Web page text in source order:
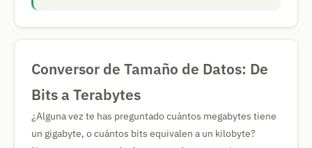
Conversor de Tamaño de Datos: De
Bits a Terabytes
¿Alguna vez te has preguntado cuántos megabytes tiene
un gigabyte, o cuántos bits equivalen a un kilobyte?